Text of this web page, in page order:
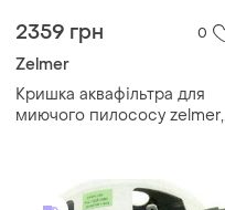
2359 грн 0
Zelmer
Кришка аквафільтра для
миючого пилососу zelmer,
запчастина сіра